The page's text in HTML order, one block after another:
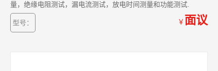
量，绝缘电阻测试，漏电流测试，放电时间测量和功能测试.
型号： ￥ 面议